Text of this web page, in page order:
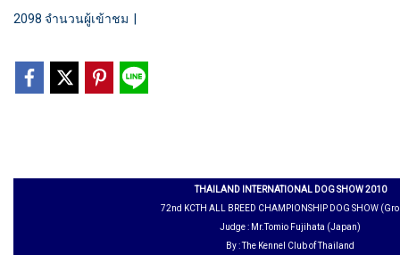
2098 จำนวนผู้เข้าชม
THAILAND INTERNATIONAL DOG SHOW 2010
72nd KCTH ALL BREED CHAMPIONSHIP DOG SHOW
Judge : Mr.Tomio Fujihata (Japan)
By : The Kennel Club of Thailand